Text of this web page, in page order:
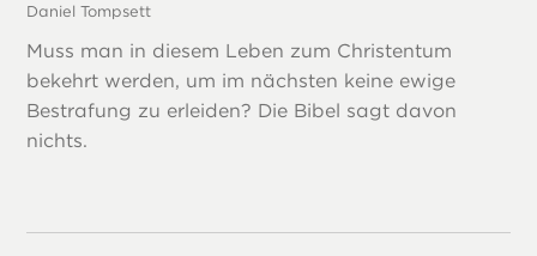
Daniel Tompsett
Muss man in diesem Leben zum Christentum
bekehrt werden, um im nächsten keine ewige
Bestrafung zu erleiden? Die Bibel sagt davon
nichts.